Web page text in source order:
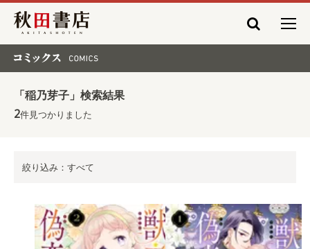
秋田書店
「稲乃芽子」検索結果
2件見つかりました
絞り込み：すべて